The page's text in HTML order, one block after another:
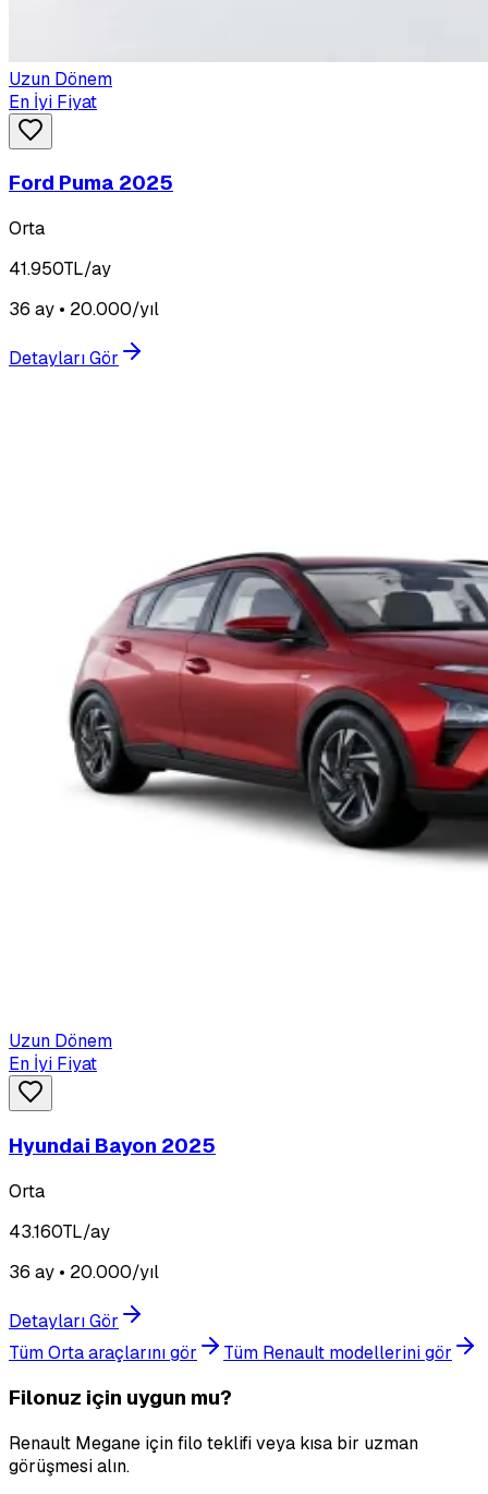
Uzun Dönem
En İyi Fiyat
Ford Puma 2025
Orta
41.950TL/ay
36 ay • 20.000/yıl
Detayları Gör
Uzun Dönem
En İyi Fiyat
Hyundai Bayon 2025
Orta
43.160TL/ay
36 ay • 20.000/yıl
Detayları Gör
Tüm Orta araçlarını gör
Tüm Renault modellerini gör
Filonuz için uygun mu?
Renault Megane için filo teklifi veya kısa bir uzman
görüşmesi alın.